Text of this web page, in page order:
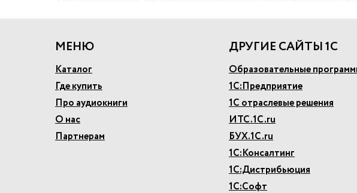
МЕНЮ
Каталог
Где купить
Про аудиокниги
О нас
Партнерам
ДРУГИЕ САЙТЫ 1С
Образовательные
1С:Предприятие
1С отраслевые решения
ИТС.1С.ru
БУХ.1С.ru
1С:Консалтинг
1С:Дистрибьюция
1С:Софт